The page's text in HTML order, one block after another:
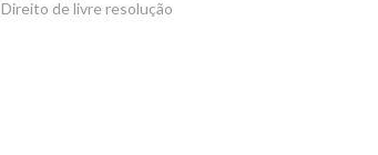
Direito de livre resolução